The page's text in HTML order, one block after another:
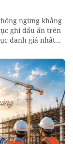
ngừng khẳng
ghi dấu ấn trên
danh giá nhất...